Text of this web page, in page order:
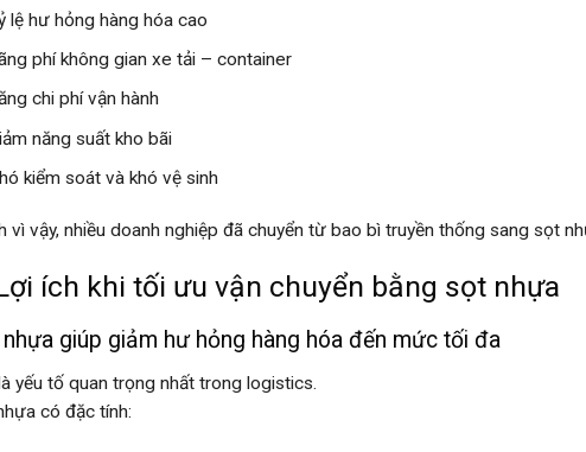
lệ hư hỏng hàng hóa cao
phí không gian xe tải – container
chi phí vận hành
năng suất kho bãi
kiểm soát và khó vệ sinh
vì vậy, nhiều doanh nghiệp đã chuyển từ bao bì truyền thống sang sọt
ích khi tối ưu vận chuyển bằng sọt nhựa
giúp giảm hư hỏng hàng hóa đến mức tối đa
yếu tố quan trọng nhất trong logistics.
có đặc tính: